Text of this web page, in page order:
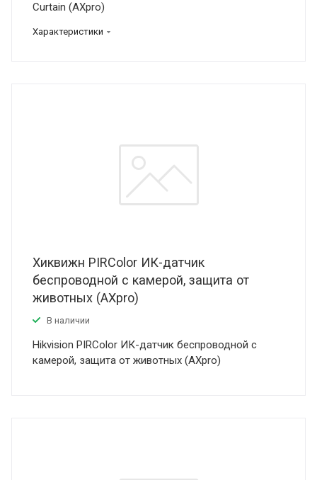
Curtain (AXpro)
Характеристики
Хиквижн PIRColor ИК-датчик
беспроводной с камерой, защита от
животных (AXpro)
В наличии
Hikvision PIRColor ИК-датчик беспроводной с
камерой, защита от животных (AXpro)